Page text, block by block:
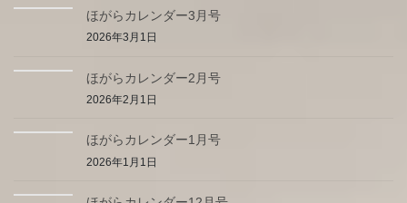
ほがらカレンダー3月号
2026年3月1日
ほがらカレンダー2月号
2026年2月1日
ほがらカレンダー1月号
2026年1月1日